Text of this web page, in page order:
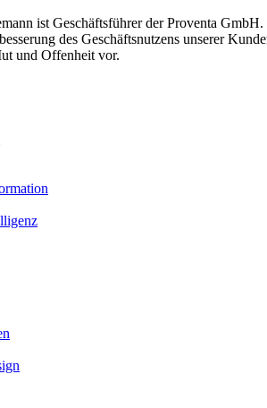
ist Geschäftsführer der Proventa
des Geschäftsnutzens unserer
und Offenheit vor.